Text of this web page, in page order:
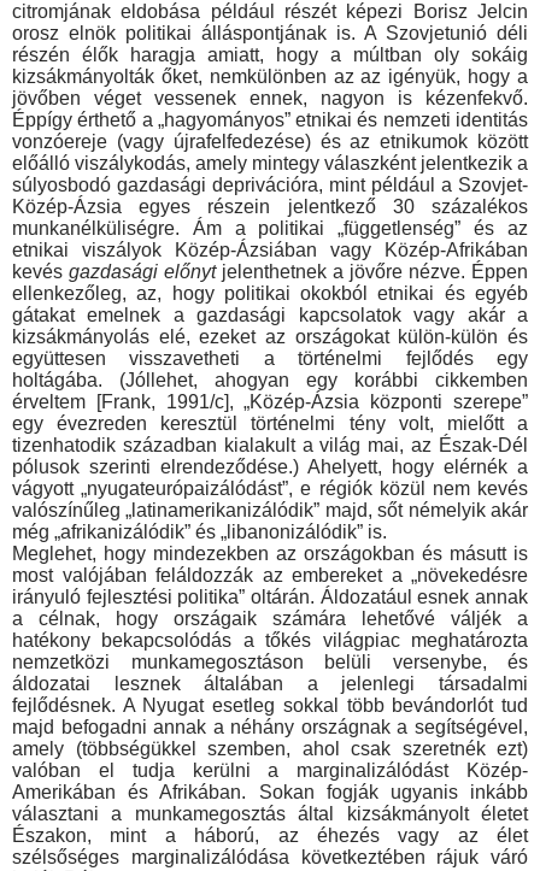
citromjának el­dobása például részét képezi Borisz Jelcin
orosz elnök politikai álláspontjának is. A Szovjetunió déli
részén élők haragja amiatt, hogy a múltban oly sokáig
kizsákmányolták őket, nemkülönben az az igényük, hogy a
jövőben véget vessenek ennek, nagyon is kézenfekvő.
Éppígy érthető a „hagyományos” etnikai és nemzeti identitás
vonzóereje (vagy újrafelfedezése) és az etnikumok kö­zött
előálló viszálykodás, amely mintegy válaszként jelentkezik a
súlyosbodó gazdasági deprivációra, mint például a Szovjet-
Közép-Ázsia egyes részein jelentkező 30 százalékos
munka­nélküliségre. Ám a politikai „függetlenség” és az
etnikai viszá­lyok Közép-Ázsiában vagy Közép-Afrikában
kevés gazdasági előnytjelenthetnek a jövőre nézve. Éppen
ellenkezőleg, az, hogy politikai okokból etnikai és egyéb
gátakat emelnek a gaz­dasági kapcsolatok vagy akár a
kizsákmányolás elé, ezeket az országokat külön-külön és
együttesen visszavetheti a történelmi fejlődés egy
holtágába. (Jóllehet, ahogyan egy korábbi cikkem­ben
érveltem [Frank, 1991/c], „Közép-Ázsia központi szerepe”
egy évezreden keresztül történelmi tény volt, mielőtt a
tizenha­todik században kialakult a világ mai, az Észak-Dél
pólusok szerinti elrendeződése.) Ahelyett, hogy elérnék a
vágyott „nyugat­európaizálódást”, e régiók közül nem kevés
valószínűleg „latin­amerikanizálódik” majd, sőt némelyik akár
még „afrikanizálódik” és „libanonizálódik” is.
Meglehet, hogy mindezekben az országokban és másutt is
most valójában feláldozzák az embereket a „növekedésre
irá­nyuló fejlesztési politika” oltárán. Áldozatául esnek annak
a cél­nak, hogy országaik számára lehetővé váljék a
hatékony be­kapcsolódás a tőkés világpiac meghatározta
nemzetközi mun­kamegosztáson belüli versenybe, és
áldozatai lesznek általában a jelenlegi társadalmi
fejlődésnek. A Nyugat esetleg sokkal több bevándorlót tud
majd befogadni annak a néhány országnak a segítségével,
amely (többségükkel szemben, ahol csak szeret­nék ezt)
valóban el tudja kerülni a marginalizálódást Közép-
Amerikában és Afrikában. Sokan fogják ugyanis inkább
válasz­tani a munkamegosztás által kizsákmányolt életet
Északon, mint a háború, az éhezés vagy az élet
szélsőséges marginali­zálódása következtében rájuk váró